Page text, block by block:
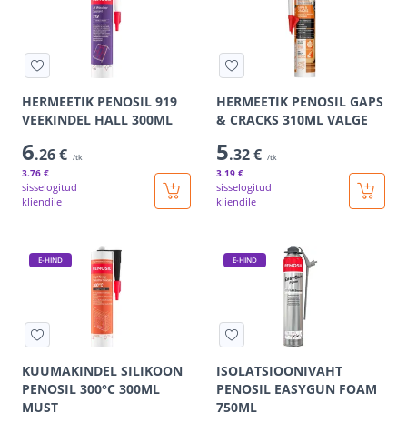
HERMEETIK PENOSIL 919
VEEKINDEL HALL 300ML
6.26 € /tk
3.76 €
sisselogitud
kliendile
HERMEETIK PENOSIL GAPS
& CRACKS 310ML VALGE
5.32 € /tk
3.19 €
sisselogitud
kliendile
E-HIND
KUUMAKINDEL SILIKOON
PENOSIL 300°C 300ML
MUST
E-HIND
ISOLATSIOONIVAHT
PENOSIL EASYGUN FOAM
750ML